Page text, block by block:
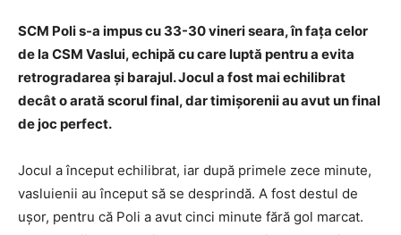
SCM Poli s-a impus cu 33-30 vineri seara, în fața celor
de la CSM Vaslui, echipă cu care luptă pentru a evita
retrogradarea și barajul. Jocul a fost mai echilibrat
decât o arată scorul final, dar timișorenii au avut un final
de joc perfect.
Jocul a început echilibrat, iar după primele zece minute,
vasluienii au început să se desprindă. A fost destul de
ușor, pentru că Poli a avut cinci minute fără gol marcat.